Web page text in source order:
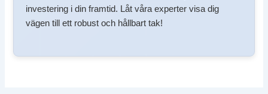
investering i din framtid. Låt våra experter visa dig
vägen till ett robust och hållbart tak!